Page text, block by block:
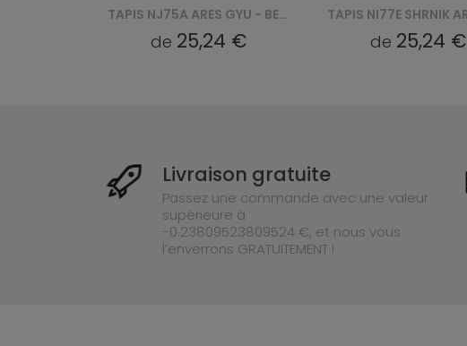
TAPIS NJ75A ARES GYU - BEŻOWY
de 25,24 € de 25,24 €
Livraison gratuite
Passez une commande avec une valeur
supérieure à
-0.23809523809524 €, et nous vous
l’enverrons GRATUITEMENT !